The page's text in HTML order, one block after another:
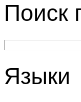
Поиск
Языки